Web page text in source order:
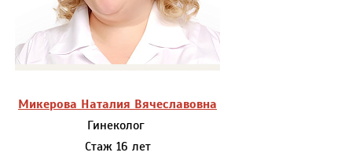
Микерова Наталия Вячеславовна
Гинеколог
Стаж 16 лет